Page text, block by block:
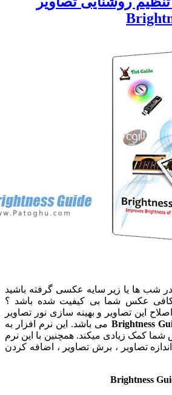
ها یا زیر سایه عکسی گرفته باشید
عکس شما بی کیفیت شده باشد ؟
تصاویر و بهینه سازی نور تصاویر
می باشد. این نرم افزار به
زیادی میکند. همچنین با این نرم
تصاویر ، برش تصاویر ، اضافه کردن